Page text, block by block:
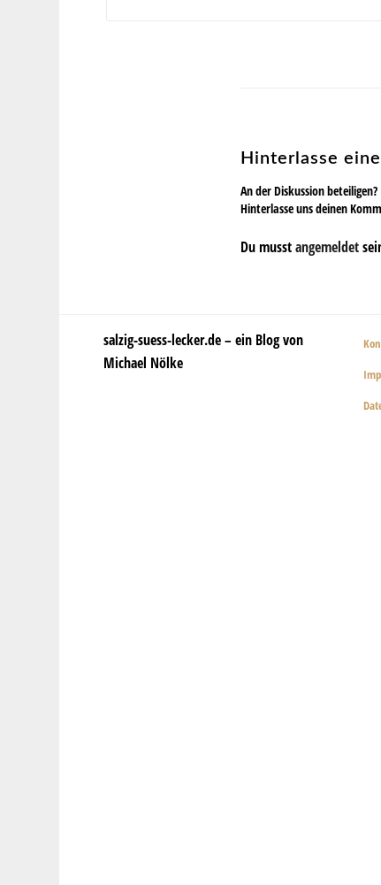
Hinterlasse
An der Diskussion beteiligen?
Hinterlasse uns deinen
Du musstangemeldet
salzig-suess-lecker.de – ein Blog von
Michael Nölke